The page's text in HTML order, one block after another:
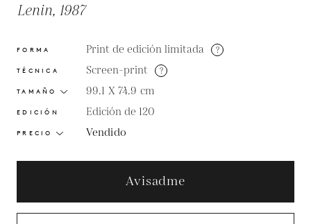
Lenin, 1987
FORMA Print de edición limitada ?
TÉCNICA Screen-print ?
TAMAÑO 99.1 X 74.9 cm
EDICIÓN Edición de 120
PRECIO Vendido
Avisadme